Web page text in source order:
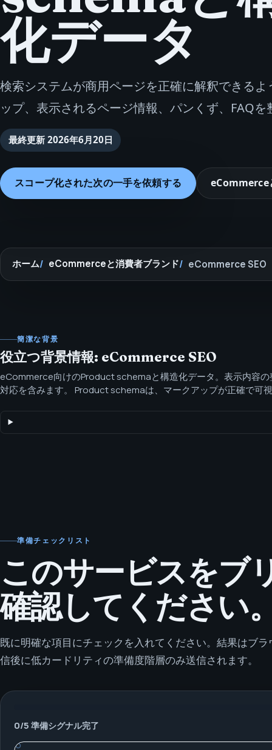
化データ
検索システムが商用ページを正確に解釈できる
ップ、表示されるページ情報、パンくず、FAQ
最終更新 2026年6月20日
スコープ化された次の一手を依頼する eCommerce
ホーム eCommerceと消費者ブランド eCommerce SEO
簡潔な背景
役立つ背景情報: eCommerce SEO
eCommerce向けのProduct schemaと構造化データ。表示内容の
対応を含みます。 Product schemaは、マークアップが正確で可
準備チェックリスト
このサービスをブ
確認してください
既に明確な項目にチェックを入れてください。結果はブ
信後に低カードリティの準備度階層のみ送信されます。
0/5 準備シグナル完了